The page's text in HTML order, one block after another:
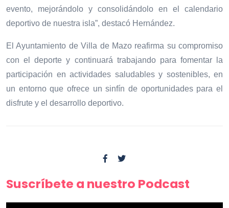
evento, mejorándolo y consolidándolo en el calendario
deportivo de nuestra isla”, destacó Hernández.
El Ayuntamiento de Villa de Mazo reafirma su compromiso
con el deporte y continuará trabajando para fomentar la
participación en actividades saludables y sostenibles, en
un entorno que ofrece un sinfín de oportunidades para el
disfrute y el desarrollo deportivo.
Suscríbete a nuestro Podcast